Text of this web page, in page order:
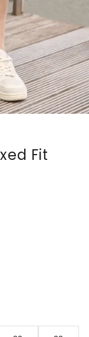
Fit